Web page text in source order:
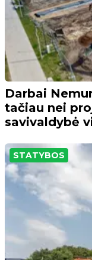
Darbai
tačiau nei
savivaldybė
STATYBOS